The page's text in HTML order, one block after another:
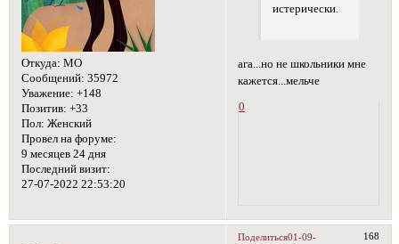
Откуда: МО
Сообщений: 35972
Уважение: +148
Позитив: +33
Пол: Женский
Провел на форуме:
9 месяцев 24 дня
Последний визит:
27-07-2022 22:53:20
истерически.
ага...но не школьники мне
кажется...мельче
0
Поделиться 168
01-09-